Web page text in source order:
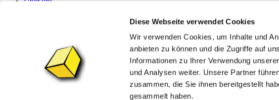
Diese Webseite verwendet Cookies
Wir verwenden Cookies, um Inhalte und
anbieten zu können und die Zugriffe auf
Informationen zu Ihrer Verwendung
und Analysen weiter. Unsere Partner
zusammen, die Sie ihnen bereitgestellt
gesammelt haben.
Anmelden
Erforderlich